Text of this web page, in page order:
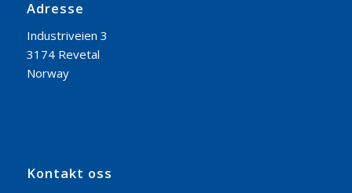
Adresse
Industriveien 3
3174 Revetal
Norway
Kontakt oss